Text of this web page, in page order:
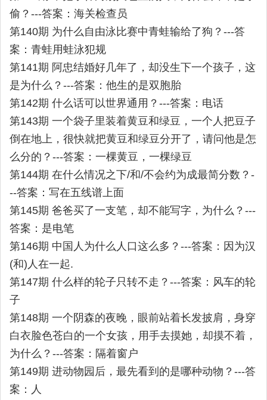
偷？---答案：海关检查员
第140期 为什么自由泳比赛中青蛙输给了狗？---答
案：青蛙用蛙泳犯规
第141期 阿忠结婚好几年了，却没生下一个孩子，这
是为什么？---答案：他生的是双胞胎
第142期 什么话可以世界通用？---答案：电话
第143期 一个袋子里装着黄豆和绿豆，一个人把豆子
倒在地上，很快就把黄豆和绿豆分开了，请问他是怎
么分的？---答案：一棵黄豆，一棵绿豆
第144期 在什么情况之下/和/不会约为成最简分数？-
--答案：写在五线谱上面
第145期 爸爸买了一支笔，却不能写字，为什么？---
答案：是电笔
第146期 中国人为什么人口这么多？---答案：因为汉
(和)人在一起.
第147期 什么样的轮子只转不走？---答案：风车的轮
子
第148期 一个阴森的夜晚，眼前站着长发披肩，身穿
白衣脸色苍白的一个女孩，用手去摸她，却摸不着，
为什么？---答案：隔着窗户
第149期 进动物园后，最先看到的是哪种动物？---答
案：人